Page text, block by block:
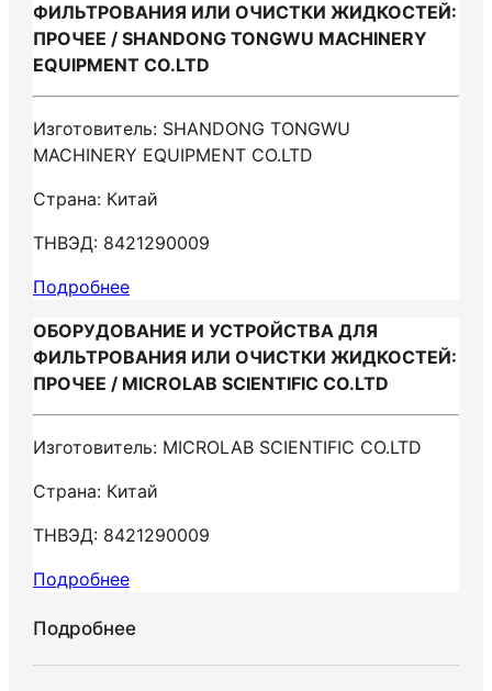
ФИЛЬТРОВАНИЯ ИЛИ ОЧИСТКИ ЖИДКОСТЕЙ:
ПРОЧЕЕ / SHANDONG TONGWU MACHINERY
EQUIPMENT CO.LTD
Изготовитель: SHANDONG TONGWU
MACHINERY EQUIPMENT CO.LTD
Страна: Китай
ТНВЭД: 8421290009
Подробнее
ОБОРУДОВАНИЕ И УСТРОЙСТВА ДЛЯ
ФИЛЬТРОВАНИЯ ИЛИ ОЧИСТКИ ЖИДКОСТЕЙ:
ПРОЧЕЕ / MICROLAB SCIENTIFIC CO.LTD
Изготовитель: MICROLAB SCIENTIFIC CO.LTD
Страна: Китай
ТНВЭД: 8421290009
Подробнее
Подробнее